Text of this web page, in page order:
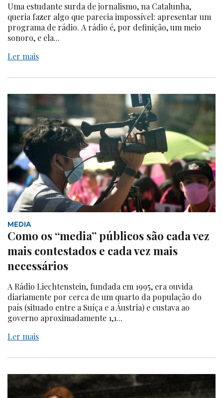
Uma estudante surda de jornalismo, na Catalunha,
queria fazer algo que parecia impossível: apresentar um
programa de rádio. A rádio é, por definição, um meio
sonoro, e ela...
Ler mais
MEDIA
Como os “media” públicos são cada vez
mais contestados e cada vez mais
necessários
A Rádio Liechtenstein, fundada em 1995, era ouvida
diariamente por cerca de um quarto da população do
país (situado entre a Suíça e a Áustria) e custava ao
governo aproximadamente 1,1...
Ler mais